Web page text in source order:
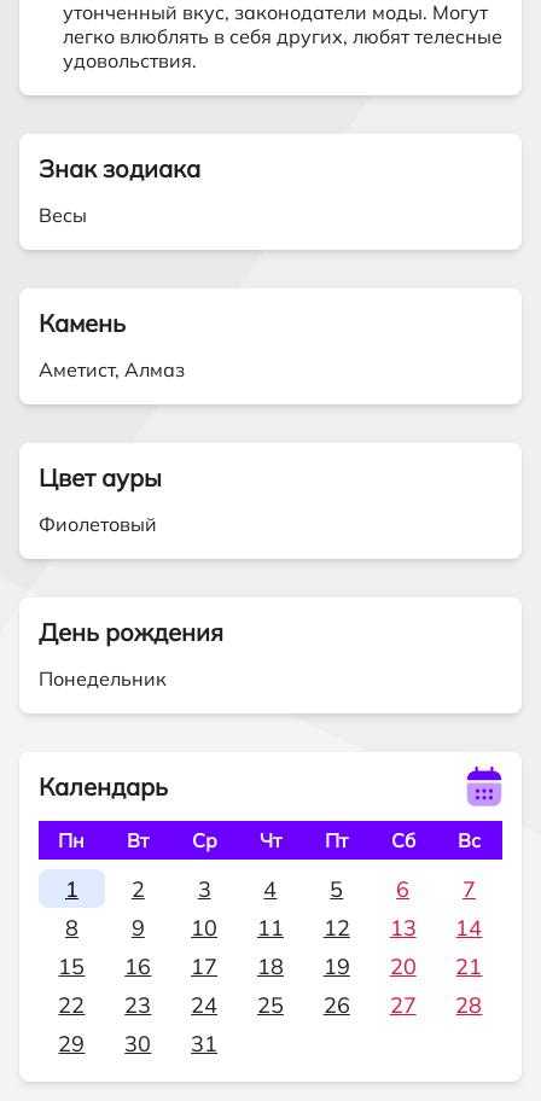
утонченный вкус, законодатели моды. Могут
легко влюблять в себя других, любят телесные
удовольствия.
Знак зодиака
Весы
Камень
Аметист, Алмаз
Цвет ауры
Фиолетовый
День рождения
Понедельник
Календарь
Пн Вт Ср Чт Пт Сб Вс
1 2 3 4 5 6
7
8
9 10 11 12 13
14
15
16 17 18 19 20
21
22
23 24 25 26 27
28
29
30 31